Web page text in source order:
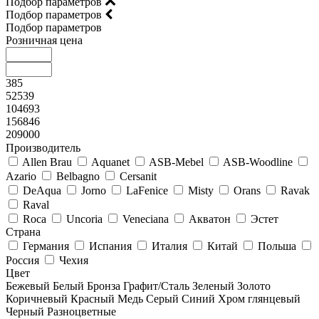
Подбор параметров
Подбор параметров
Розничная цена
385
52539
104693
156846
209000
Производитель
Allen Brau
Aquanet ASB-Mebel
ASB-Woodline
Azario
Belbagno
Cersanit
DeAqua
Jorno LaFenice Misty Orans
Ravak
Raval
Roca
Uncoria Veneciana Акватон
Эстет
Страна
Германия
Испания Италия Китай
Польша
Россия
Чехия
Цвет
Бежевый Белый Бронза Графит/Сталь Зеленый Золото
Коричневый Красный Медь Серый Синий Хром глянцевый
Черный Разноцветные